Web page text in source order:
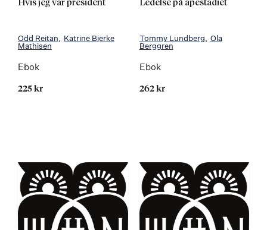
Hvis jeg var president
Odd Reitan
Katrine Bjerke
Mathisen
Ebok
225 kr
Ledelse på apestadiet
Tommy Lundberg
Ola
Berggren
Ebok
262 kr